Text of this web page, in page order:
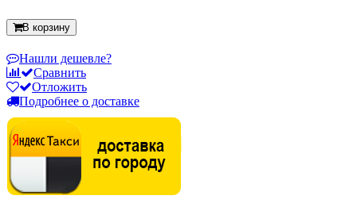
В корзину
Нашли дешевле?
Сравнить
Отложить
Подробнее о доставке